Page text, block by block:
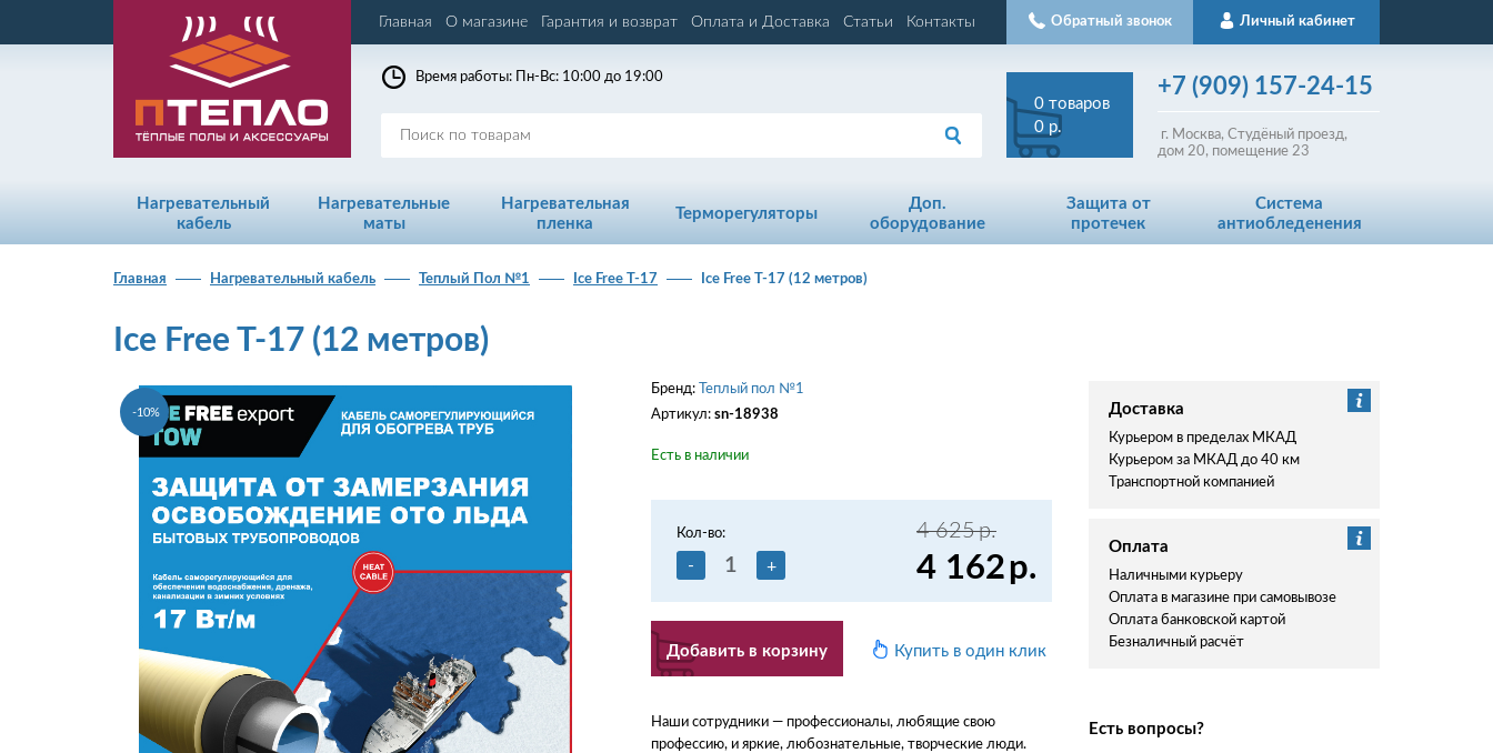
Главная О магазине Гарантия и возврат Оплата и Доставка Статьи Контакты Личный кабинет
Обратный звонок
+7 (909) 157-24-15
г. Москва, Студёный проезд,
дом 20, помещение 23
0 товаров
0 р.
Время работы: Пн-Вс: 10:00 до 19:00
Нагревательный
кабель
Нагревательные
маты
Нагревательная
пленка
Терморегуляторы
Доп.
оборудование
Защита от
протечек
Система
антиобледенения
Главная Нагревательный кабель Теплый Пол №1 Ice Free T-17 Ice Free T-17 (12 метров)
Ice Free T-17 (12 метров)
-10%
Бренд:
Теплый пол №1
Артикул: sn-18938
Есть в наличии
Кол-во:
- +
Добавить в корзину
4 625р.
4 162р.
Купить в один клик
Наши сотрудники — профессионалы, любящие свою
профессию, и яркие, любознательные, творческие люди.
Доставка
Курьером в пределах МКАД
Курьером за МКАД до 40 км
Транспортной компанией
Оплата
Наличными курьеру
Оплата в магазине при самовывозе
Оплата банковской картой
Безналичный расчёт
Есть вопросы?